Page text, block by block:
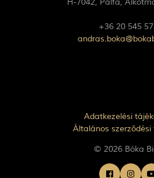
+36 20 545
© 2026 Bóka
Adatkezelési
Általános szerződési